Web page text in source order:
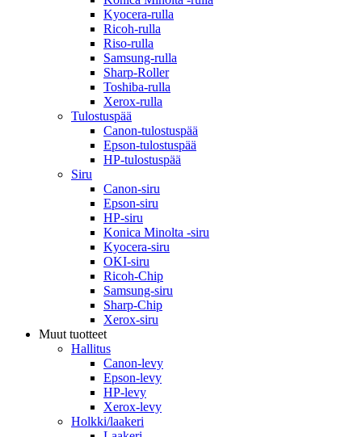
Kyocera-rulla
Ricoh-rulla
Riso-rulla
Samsung-rulla
Sharp-Roller
Toshiba-rulla
Xerox-rulla
Tulostuspää
Canon-tulostuspää
Epson-tulostuspää
HP-tulostuspää
Siru
Canon-siru
Epson-siru
HP-siru
Konica Minolta -siru
Kyocera-siru
OKI-siru
Ricoh-Chip
Samsung-siru
Sharp-Chip
Xerox-siru
Muut tuotteet
Hallitus
Canon-levy
Epson-levy
HP-levy
Xerox-levy
Holkki/laakeri